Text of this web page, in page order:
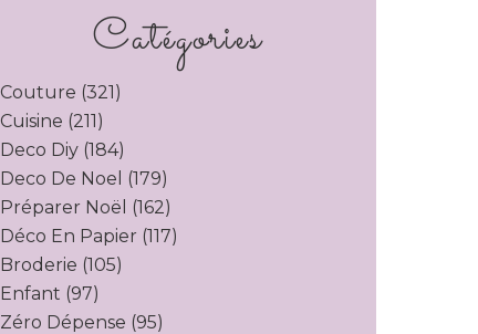
Catégories
Couture (321)
Cuisine (211)
Deco Diy (184)
Deco De Noel (179)
Préparer Noël (162)
Déco En Papier (117)
Broderie (105)
Enfant (97)
Zéro Dépense (95)